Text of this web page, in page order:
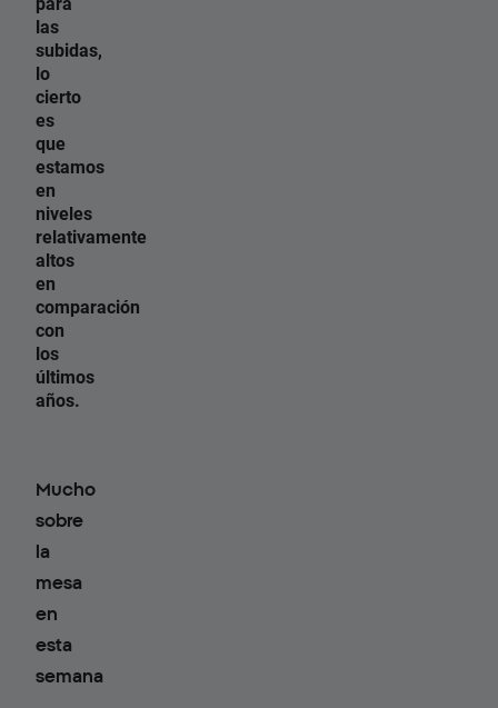
las
subidas,
lo
cierto
es
que
estamos
en
niveles
relativamente
altos
en
comparación
con
los
últimos
años.
Mucho
sobre
la
mesa
en
esta
semana